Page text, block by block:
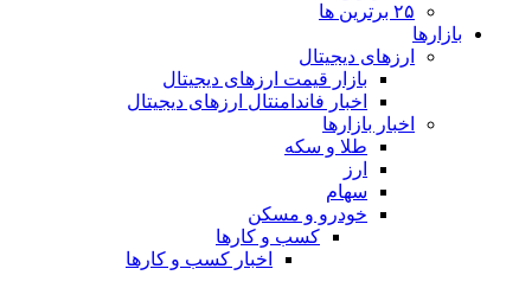
۲۵ برترین ها
بازارها
ارزهای دیجیتال
بازار قیمت ارزهای دیجیتال
اخبار فاندامنتال ارزهای دیجیتال
اخبار بازارها
طلا و سکه
ارز
سهام
خودرو و مسکن
کسب و کارها
اخبار کسب و کارها